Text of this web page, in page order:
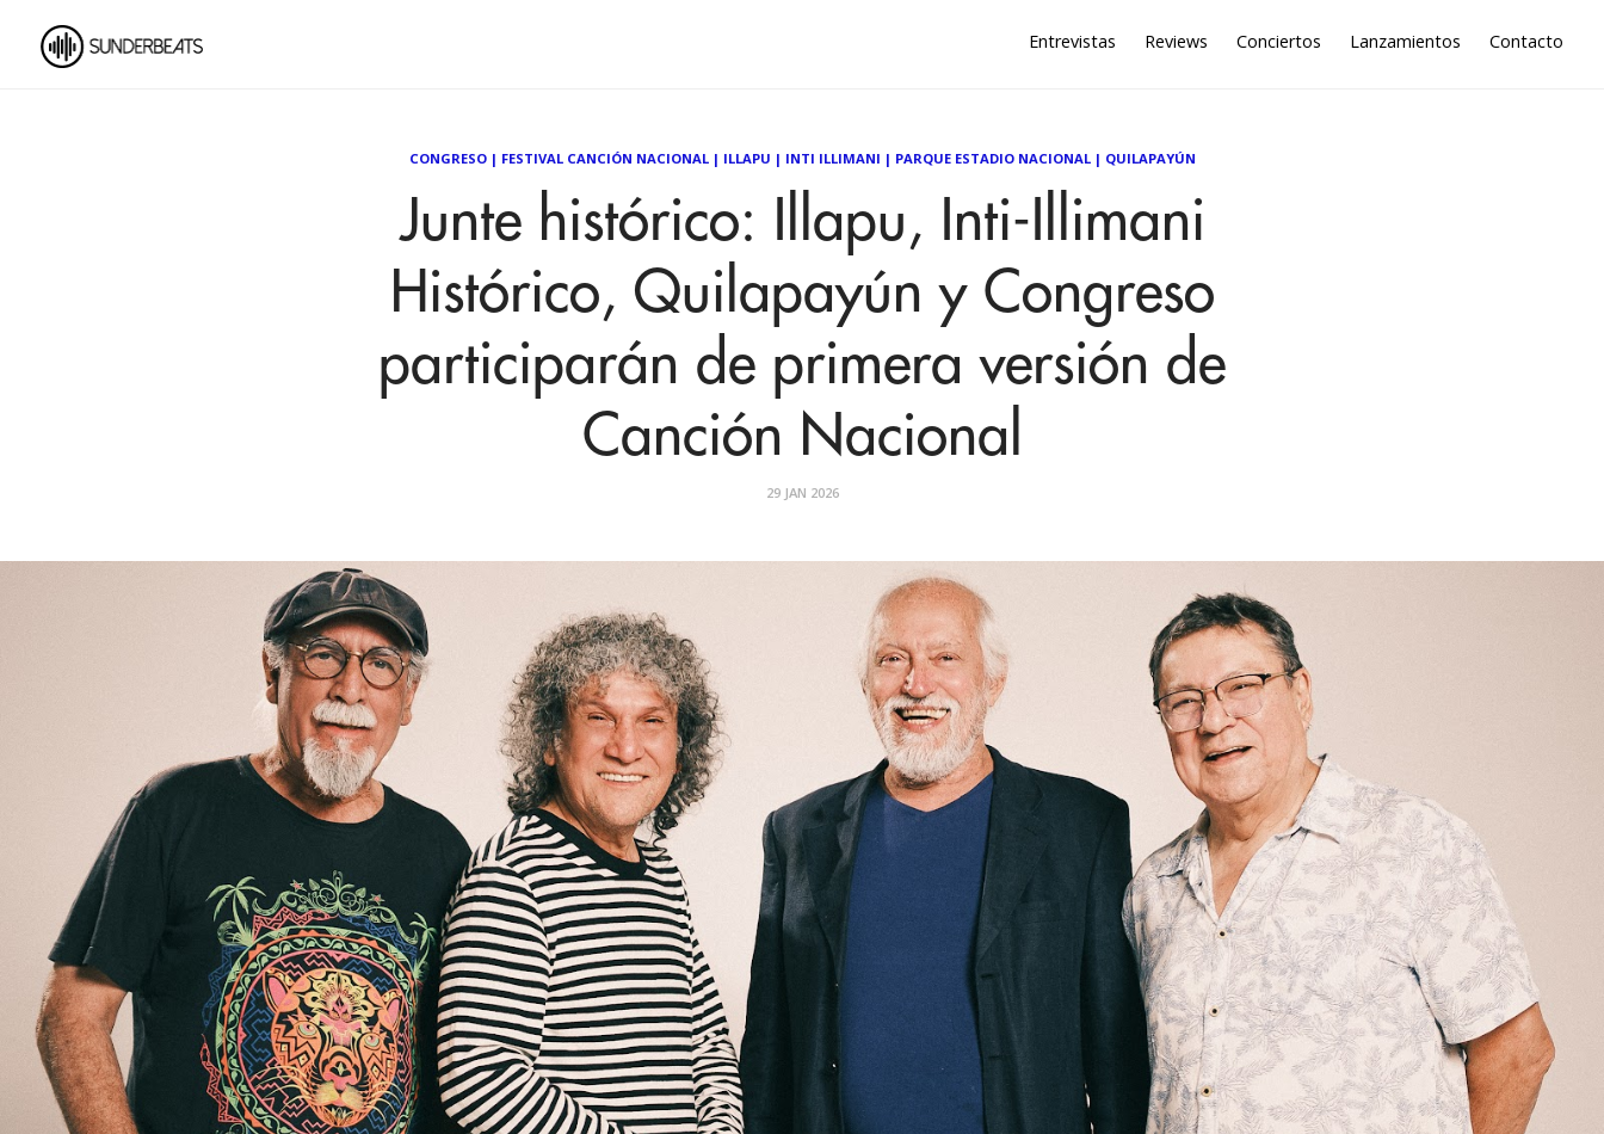
Entrevistas Reviews Conciertos Lanzamientos Contacto
CONGRESO| FESTIVAL CANCIÓN NACIONAL| ILLAPU | INTI ILLIMANI | PARQUE ESTADIO NACIONAL| QUILAPAYÚN
Junte histórico: Illapu, Inti-Illimani
Histórico, Quilapayún y Congreso
participarán de primera versión de
Canción Nacional
29 JAN 2026